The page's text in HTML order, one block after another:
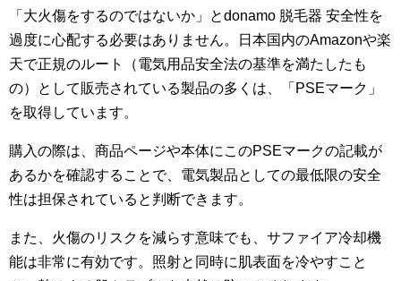
「大火傷をするのではないか」とdonamo 脱毛器 安全性を
過度に心配する必要はありません。日本国内のAmazonや楽
天で正規のルート（電気用品安全法の基準を満たしたも
の）として販売されている製品の多くは、「PSEマーク」
を取得しています。
購入の際は、商品ページや本体にこのPSEマークの記載が
あるかを確認することで、電気製品としての最低限の安全
性は担保されていると判断できます。
また、火傷のリスクを減らす意味でも、サファイア冷却機
能は非常に有効です。照射と同時に肌表面を冷やすこと